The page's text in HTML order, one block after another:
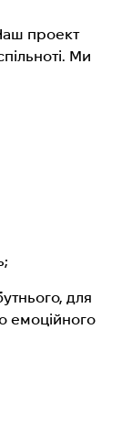
проект
Ми
для
емоційного